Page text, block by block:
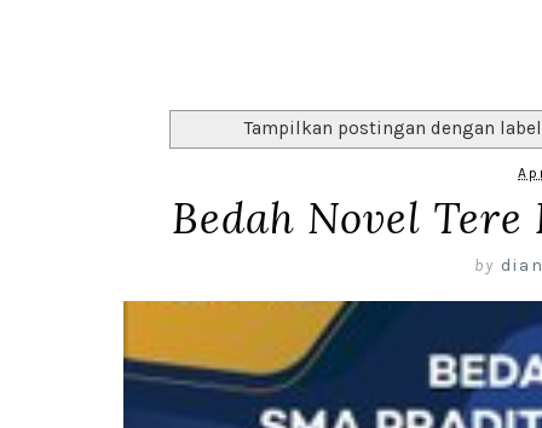
Tampilkan postingan dengan label
Bedah Novel
by